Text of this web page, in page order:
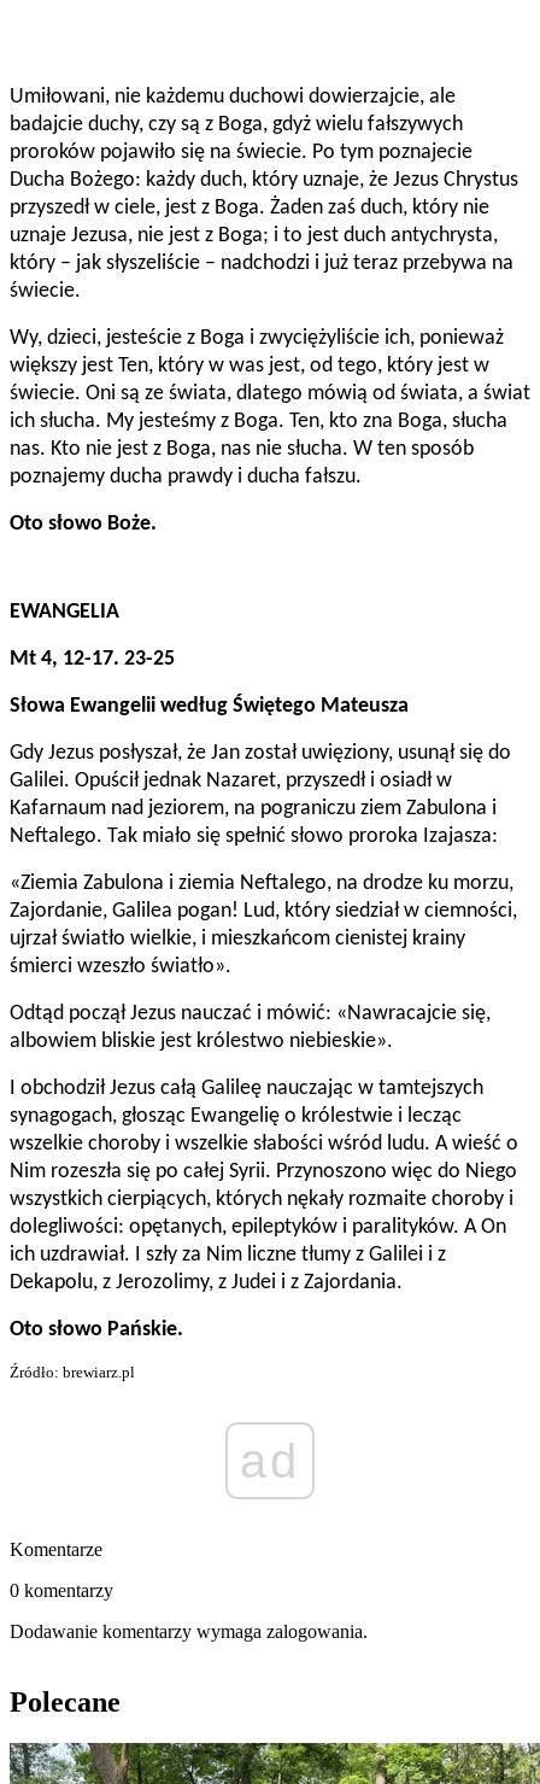
Umiłowani, nie każdemu duchowi dowierzajcie, ale
badajcie duchy, czy są z Boga, gdyż wielu fałszywych
proroków pojawiło się na świecie. Po tym poznajecie
Ducha Bożego: każdy duch, który uznaje, że Jezus Chrystus
przyszedł w ciele, jest z Boga. Żaden zaś duch, który nie
uznaje Jezusa, nie jest z Boga; i to jest duch antychrysta,
który – jak słyszeliście – nadchodzi i już teraz przebywa na
świecie.
Wy, dzieci, jesteście z Boga i zwyciężyliście ich, ponieważ
większy jest Ten, który w was jest, od tego, który jest w
świecie. Oni są ze świata, dlatego mówią od świata, a świat
ich słucha. My jesteśmy z Boga. Ten, kto zna Boga, słucha
nas. Kto nie jest z Boga, nas nie słucha. W ten sposób
poznajemy ducha prawdy i ducha fałszu.
Oto słowo Boże.
EWANGELIA
Mt 4, 12-17. 23-25
Słowa Ewangelii według Świętego Mateusza
Gdy Jezus posłyszał, że Jan został uwięziony, usunął się do
Galilei. Opuścił jednak Nazaret, przyszedł i osiadł w
Kafarnaum nad jeziorem, na pograniczu ziem Zabulona i
Neftalego. Tak miało się spełnić słowo proroka Izajasza:
«Ziemia Zabulona i ziemia Neftalego, na drodze ku morzu,
Zajordanie, Galilea pogan! Lud, który siedział w ciemności,
ujrzał światło wielkie, i mieszkańcom cienistej krainy
śmierci wzeszło światło».
Odtąd począł Jezus nauczać i mówić: «Nawracajcie się,
albowiem bliskie jest królestwo niebieskie».
I obchodził Jezus całą Galileę nauczając w tamtejszych
synagogach, głosząc Ewangelię o królestwie i lecząc
wszelkie choroby i wszelkie słabości wśród ludu. A wieść o
Nim rozeszła się po całej Syrii. Przynoszono więc do Niego
wszystkich cierpiących, których nękały rozmaite choroby i
dolegliwości: opętanych, epileptyków i paralityków. A On
ich uzdrawiał. I szły za Nim liczne tłumy z Galilei i z
Dekapolu, z Jerozolimy, z Judei i z Zajordania.
Oto słowo Pańskie.
Źródło: brewiarz.pl
ad
Komentarze
0 komentarzy
Dodawanie komentarzy wymaga zalogowania.
Polecane